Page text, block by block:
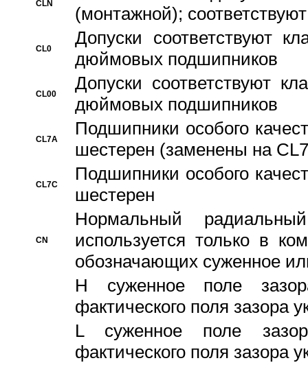
CLN
(монтажной);
CL0
Допуски соответствуют
дюймовых подшипников
CL00
Допуски соответствуют
дюймовых подшипников
CL7A
Подшипники особого
шестерен (заменены на
CL7C
Подшипники особого
шестерен
CN
Hормальный
используется только в
обозначающих суженное
H суженное поле
фактического поля зазора
L суженное поле
фактического поля зазора